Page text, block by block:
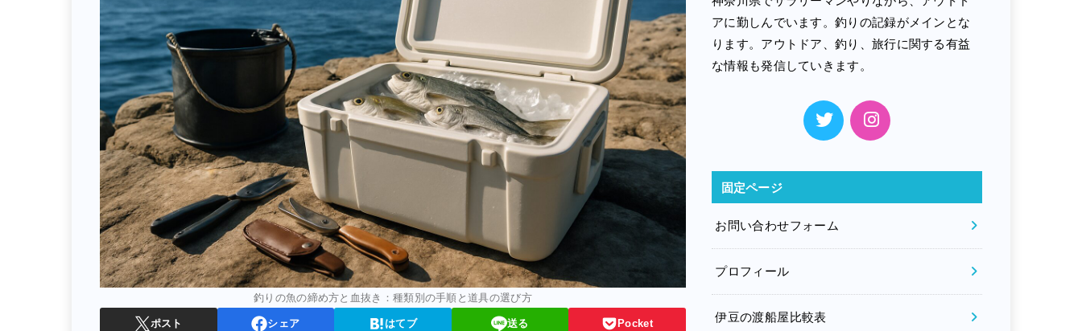
釣りの魚の締め方と血抜き：種類別の手順と道具の選び方
ポスト シェア はてブ 送る Pocket
アに勤しんでいます。釣りの記録がメインとな
ります。アウトドア、釣り、旅行に関する有益
な情報も発信していきます。
固定ページ
お問い合わせフォーム
プロフィール
伊豆の渡船屋比較表